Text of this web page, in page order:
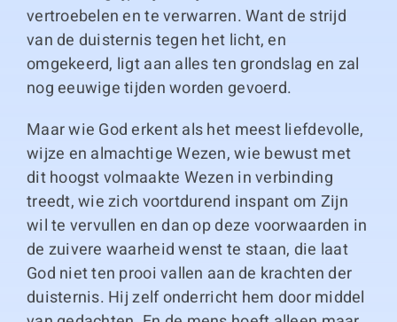
vertroebelen en te verwarren. Want de strijd
van de duisternis tegen het licht, en
omgekeerd, ligt aan alles ten grondslag en zal
nog eeuwige tijden worden gevoerd.
Maar wie God erkent als het meest liefdevolle,
wijze en almachtige Wezen, wie bewust met
dit hoogst volmaakte Wezen in verbinding
treedt, wie zich voortdurend inspant om Zijn
wil te vervullen en dan op deze voorwaarden in
de zuivere waarheid wenst te staan, die laat
God niet ten prooi vallen aan de krachten der
duisternis. Hij zelf onderricht hem door middel